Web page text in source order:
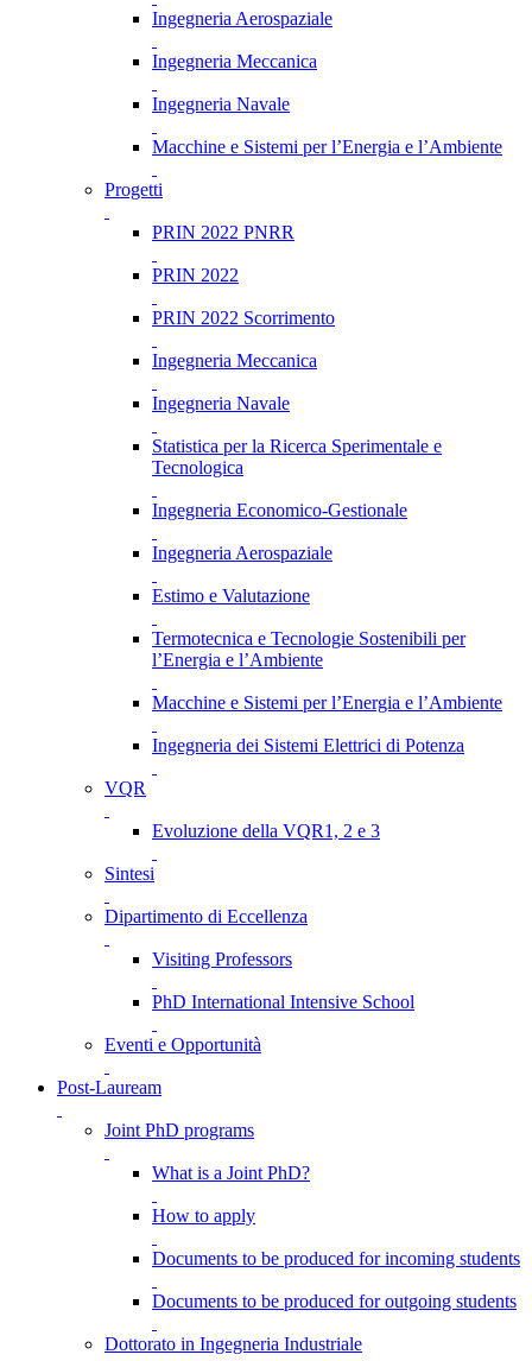
Ingegneria Aerospaziale
Ingegneria Meccanica
Ingegneria Navale
Macchine e Sistemi per l’Energia e l’Ambiente
Progetti
PRIN 2022 PNRR
PRIN 2022
PRIN 2022 Scorrimento
Ingegneria Meccanica
Ingegneria Navale
Statistica per la Ricerca Sperimentale e
Tecnologica
Ingegneria Economico-Gestionale
Ingegneria Aerospaziale
Estimo e Valutazione
Termotecnica e Tecnologie Sostenibili per
l’Energia e l’Ambiente
Macchine e Sistemi per l’Energia e l’Ambiente
Ingegneria dei Sistemi Elettrici di Potenza
VQR
Evoluzione della VQR1, 2 e 3
Sintesi
Dipartimento di Eccellenza
Visiting Professors
PhD International Intensive School
Eventi e Opportunità
Post-Lauream
Joint PhD programs
What is a Joint PhD?
How to apply
Documents to be produced for incoming students
Documents to be produced for outgoing students
Dottorato in Ingegneria Industriale